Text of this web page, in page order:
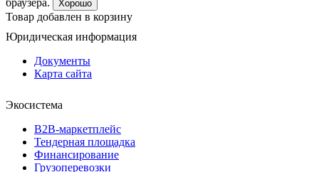
браузера.
Хорошо
Товар добавлен в корзину
Юридическая информация
Документы
Карта сайта
Экосистема
B2B‑маркетплейс
Тендерная площадка
Финансирование
Грузоперевозки